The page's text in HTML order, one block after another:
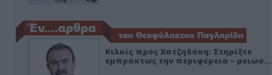
Κιλκίς προς Χατζηδάκη: Στηρίξτε
εμπράκτως την περιφέρεια – μειώσ…